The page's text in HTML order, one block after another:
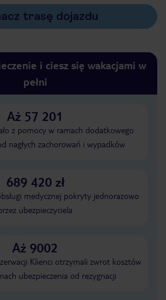
trasę dojazdu
i ciesz się wakacjami w
pełni
Aż 57 201
z pomocy w ramach dodatkowego
nagłych zachorowań i wypadków
689 420 zł
medycznej pokryty jednorazowo
ubezpieczyciela
Aż 9002
Klienci otrzymali zwrot kosztów
ubezpieczenia od rezygnacji